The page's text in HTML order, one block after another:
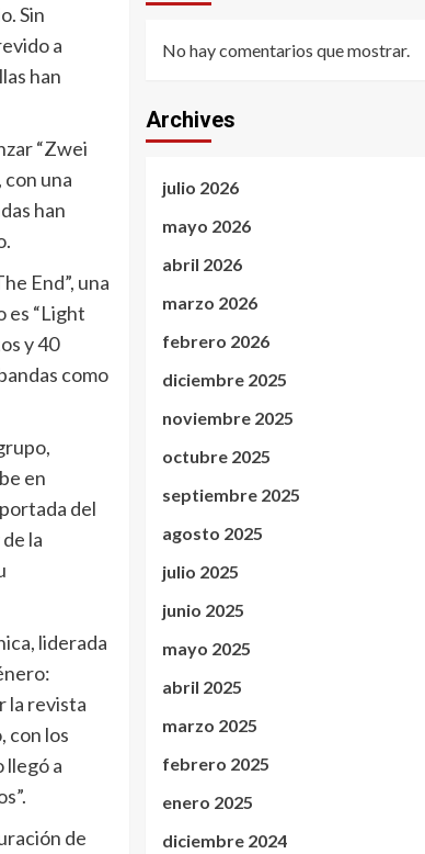
Sin
a
han
“Zwei
con una
han
End”, una
es “Light
y 40
como
en
del
la
liderada
la revista
con los
llegó a
de
No hay comentarios que mostrar.
Archives
julio 2026
mayo 2026
abril 2026
marzo 2026
febrero 2026
diciembre 2025
noviembre 2025
octubre 2025
septiembre 2025
agosto 2025
julio 2025
junio 2025
mayo 2025
abril 2025
marzo 2025
febrero 2025
enero 2025
diciembre 2024